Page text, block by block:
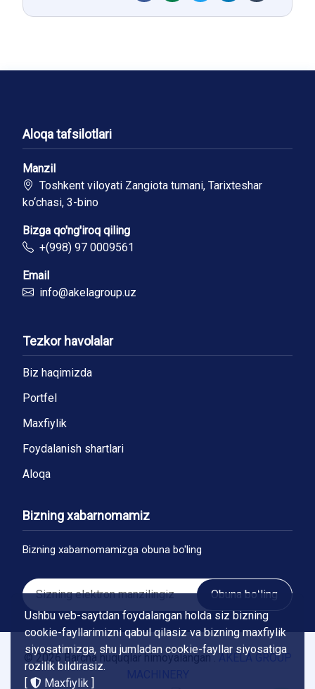
Aloqa tafsilotlari
Manzil
Toshkent viloyati Zangiota tumani, Tarixteshar
ko‘chasi, 3-bino
Bizga qo'ng'iroq qiling
+(998) 97 0009561
Email
info@akelagroup.uz
Tezkor havolalar
Biz haqimizda
Portfel
Maxfiylik
Foydalanish shartlari
Aloqa
Bizning xabarnomamiz
Bizning xabarnomamizga obuna bo'ling
Obuna boʻling
© 2026 Barcha huquqlar himoyalangan . AKELA GROUP
Ushbu veb-saytdan foydalangan holda siz bizning
cookie-fayllarimizni qabul qilasiz va bizning maxfiylik
siyosatimizga, shu jumladan cookie-fayllar siyosatiga
rozilik bildirasiz.
[
Maxfiylik ]